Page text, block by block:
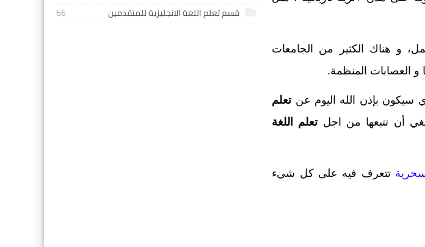
و هناك الكثير من الجامعات
و العصابات المنظمة.
سيكون بإذن الله اليوم عنتعلم
أن تتبعها من اجلتعلم اللغة
تتعرف فيه على كل شيء
قسم تعلم اللغة الانجليزية للمتقدمين
66